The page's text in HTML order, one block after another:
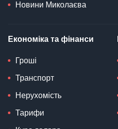
Новини Миколаєва
Економіка та фінанси
Гроші
Транспорт
Нерухомість
Тарифи